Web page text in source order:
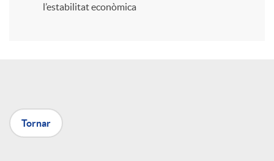
X
l’estabilitat econòmica
Tornar